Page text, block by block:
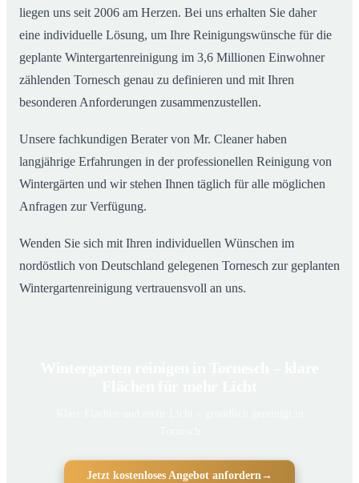
liegen uns seit 2006 am Herzen. Bei uns erhalten Sie daher
eine individuelle Lösung, um Ihre Reinigungswünsche für die
geplante Wintergartenreinigung im 3,6 Millionen Einwohner
zählenden Tornesch genau zu definieren und mit Ihren
besonderen Anforderungen zusammenzustellen.
Unsere fachkundigen Berater von Mr. Cleaner haben
langjährige Erfahrungen in der professionellen Reinigung von
Wintergärten und wir stehen Ihnen täglich für alle möglichen
Anfragen zur Verfügung.
Wenden Sie sich mit Ihren individuellen Wünschen im
nordöstlich von Deutschland gelegenen Tornesch zur geplanten
Wintergartenreinigung vertrauensvoll an uns.
Jetzt kostenloses Angebot anfordern→